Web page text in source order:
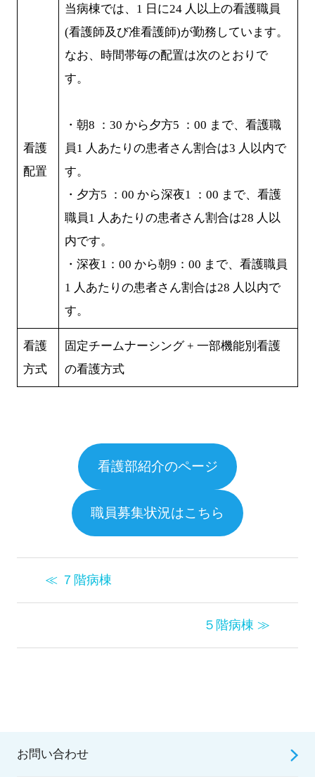
看護
配置
当病棟では、1 日に24 人以上の看護職員
(看護師及び准看護師)が勤務しています。
なお、時間帯毎の配置は次のとおりで
す。
・朝8 ：30 から夕方5 ：00 まで、看護職
員1 人あたりの患者さん割合は3 人以内で
す。
・夕方5 ：00 から深夜1 ：00 まで、看護
職員1 人あたりの患者さん割合は28 人以
内です。
・深夜1：00 から朝9：00 まで、看護職員
1 人あたりの患者さん割合は28 人以内で
す。
看護
方式
固定チームナーシング + 一部機能別看護
の看護方式
看護部紹介のページ
職員募集状況はこちら
≪ ７階病棟
５階病棟 ≫
お問い合わせ